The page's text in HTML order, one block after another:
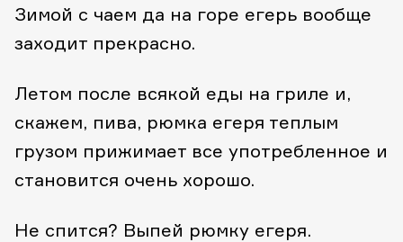
Зимой с чаем да на горе егерь вообще
заходит прекрасно.
Летом после всякой еды на гриле и,
скажем, пива, рюмка егеря теплым
грузом прижимает все употребленное и
становится очень хорошо.
Не спится? Выпей рюмку егеря.